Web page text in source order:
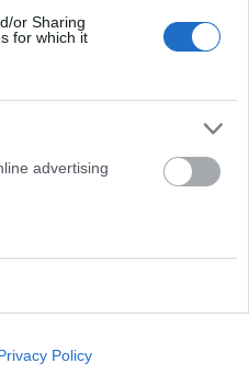
or Sharing
for which it
advertising
Policy
και